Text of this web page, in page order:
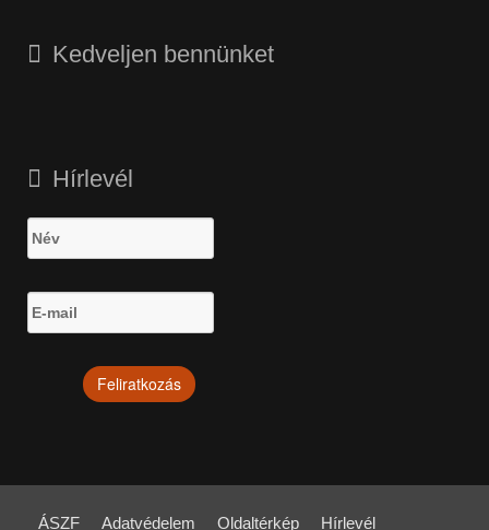
Kedveljen bennünket
Hírlevél
ÁSZF Adatvédelem Oldaltérkép Hírlevél